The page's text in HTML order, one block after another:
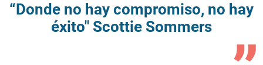
“Donde no hay compromiso, no hay
éxito" Scottie Sommers